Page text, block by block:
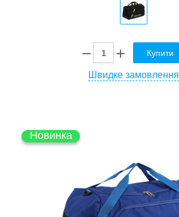
Купити
Швидке замовлення
Новинка